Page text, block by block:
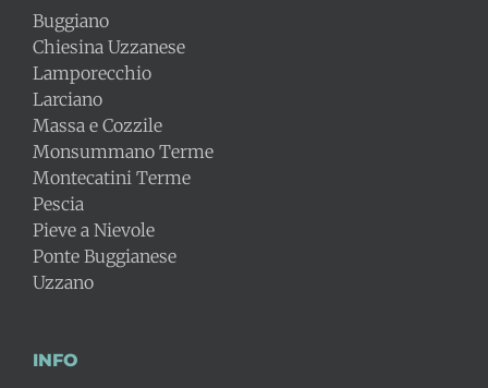
Buggiano
Chiesina Uzzanese
Lamporecchio
Larciano
Massa e Cozzile
Monsummano Terme
Montecatini Terme
Pescia
Pieve a Nievole
Ponte Buggianese
Uzzano
INFO